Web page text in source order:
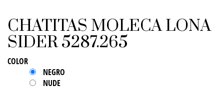
CHATITAS MOLECA LONA
SIDER 5287.265
COLOR
NEGRO
NUDE